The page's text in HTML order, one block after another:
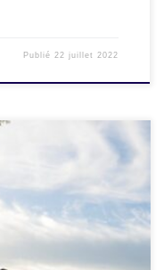
Publié 22 juillet 2022
pas exhaustive. Des
parler de vos
joailliers d'Atelier